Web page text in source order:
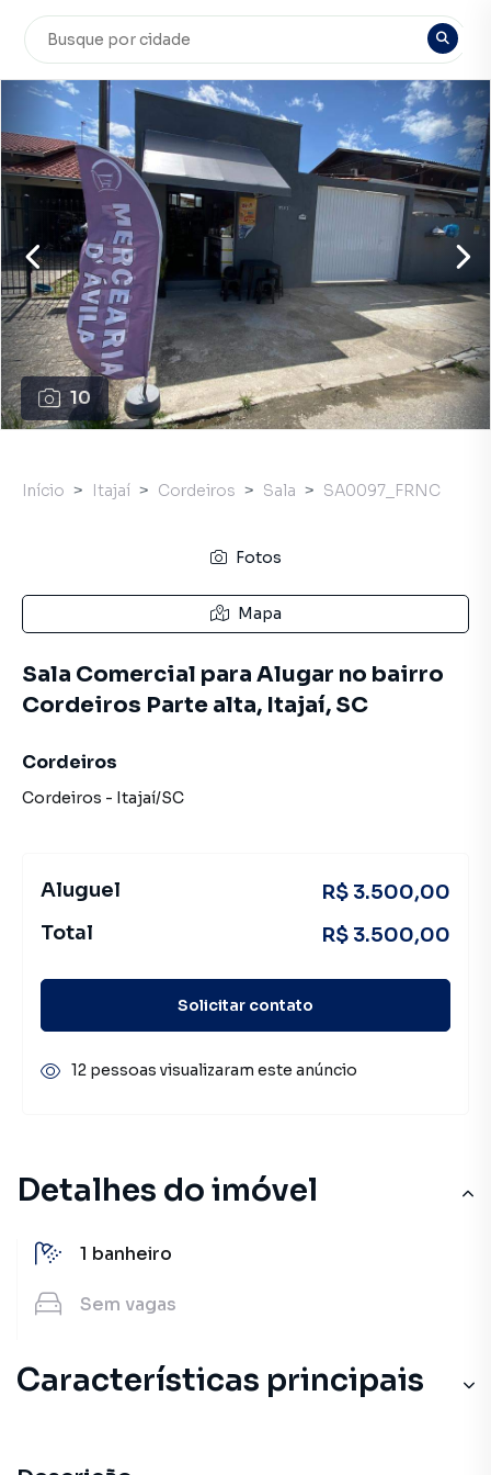
10
Detalhes do imóvel
1 banheiro
Sem vagas
Características principais
Início Itajaí Cordeiros Sala SA0097_FRNC
Fotos
Mapa
Sala Comercial para Alugar no bairro
Cordeiros Parte alta, Itajaí, SC
Cordeiros
Cordeiros - Itajaí/SC
Aluguel
R$ 3.500,00
Total
R$ 3.500,00
Solicitar contato
12 pessoas visualizaram este anúncio